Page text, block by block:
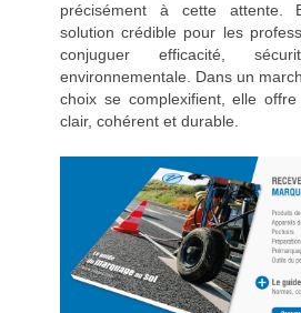
précisément à cette attente.
solution crédible pour les
conjuguer efficacité,
environnementale. Dans un
choix se complexifient, elle
clair, cohérent et durable.